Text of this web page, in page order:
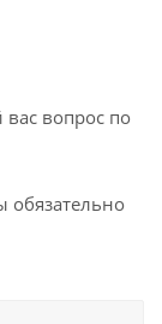
вопрос по